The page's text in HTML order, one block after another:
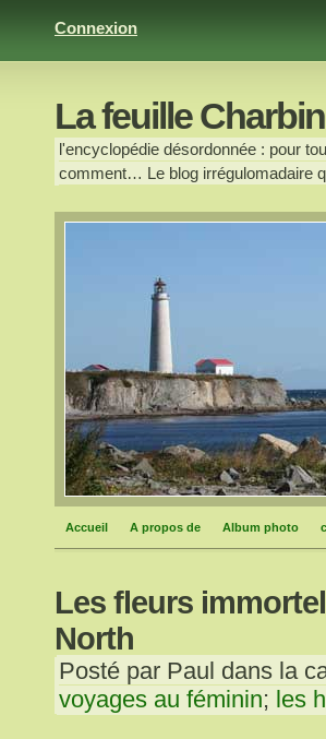
Connexion
La feuille
l'encyclopédie désordonnée : pour
comment… Le blog irrégulomadaire
Accueil A propos de Album photo
Les fleurs
North
Posté par Paul dans la
voyages au féminin; les